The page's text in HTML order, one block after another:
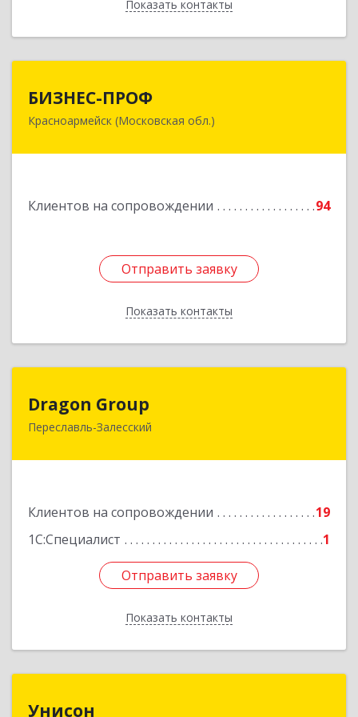
Показать контакты
Назад
БИЗНЕС-ПРОФ
Красноармейск (Московская обл.)
Клиентов на сопровождении 94
Отправить заявку
Показать контакты
141290, Московская обл, Красноармейск г,
Отправить заявку
Назад
Dragon Group
Переславль-Залесский
Клиентов на сопровождении
19
1С:Специалист
1
Отправить заявку
Показать контакты
152020, Ярославская обл, Переславль-
Отправить заявку
Назад
Унисон